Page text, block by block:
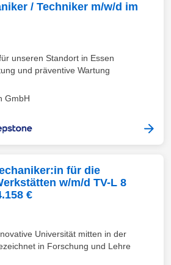
/ Techniker m/w/d im
unseren Standort in Essen
und präventive Wartung
GmbH
für die
w/m/d TV-L 8
€
Universität mitten in der
in Forschung und Lehre